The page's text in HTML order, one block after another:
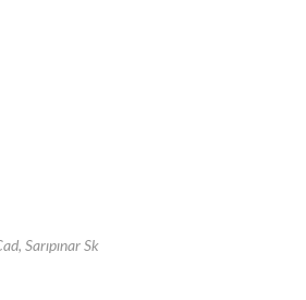
Sarıpınar Sk